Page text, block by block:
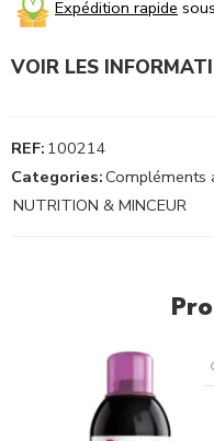
Expédition rapide
VOIR LES
REF: 100214
Categories:Compléments
NUTRITION & MINCEUR